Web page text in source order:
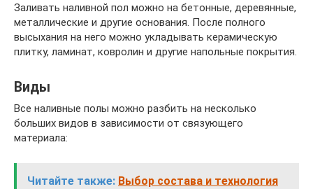
Заливать наливной пол можно на бетонные, деревянные,
металлические и другие основания. После полного
высыхания на него можно укладывать керамическую
плитку, ламинат, ковролин и другие напольные покрытия.
Виды
Все наливные полы можно разбить на несколько
больших видов в зависимости от связующего
материала:
Читайте также: Выбор состава и технология